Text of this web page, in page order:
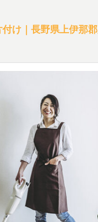
け｜長野県上伊那